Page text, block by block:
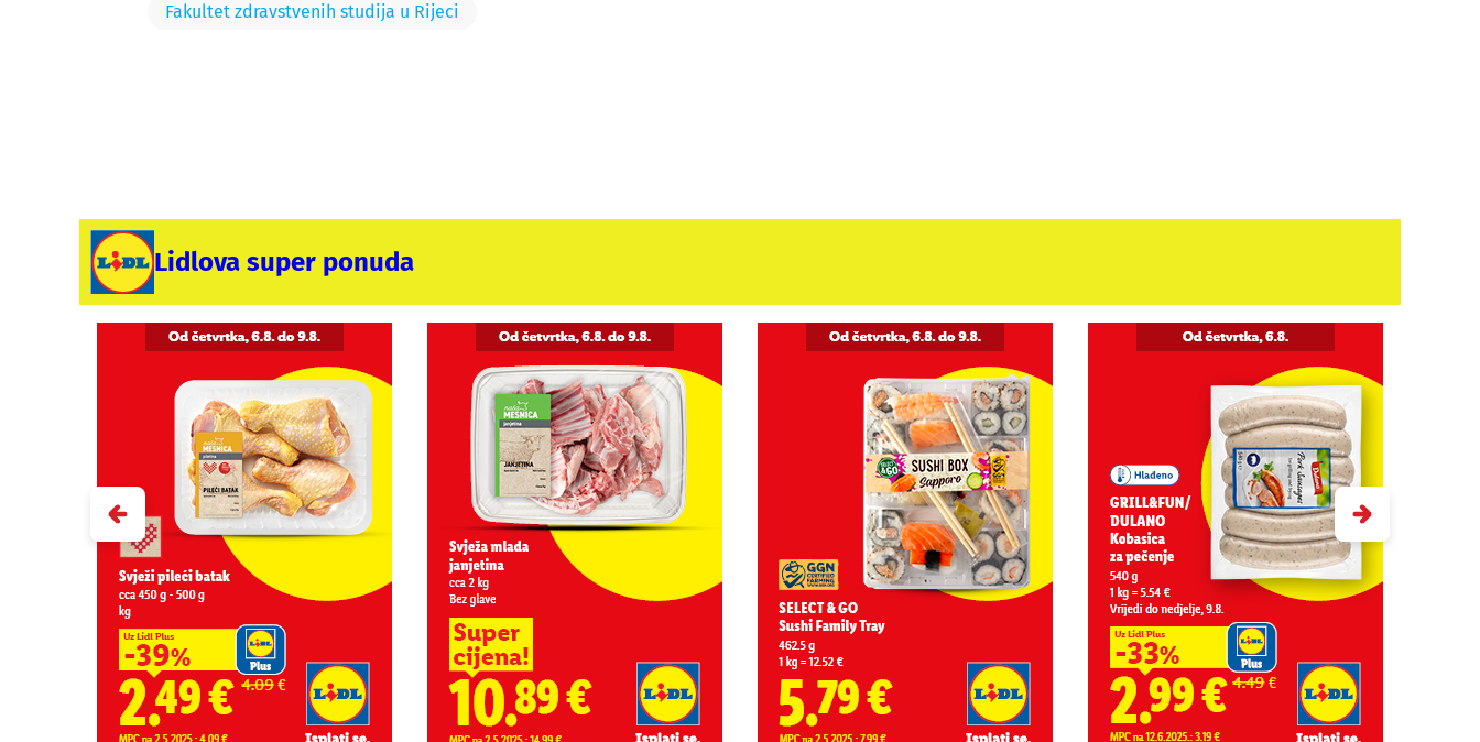
Fakultet zdravstvenih studija u Rijeci
Lidlova super ponuda